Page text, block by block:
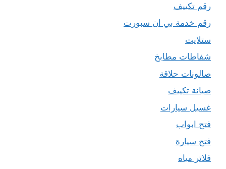
رقم تكييف
رقم خدمة بي ان سبورت
ستلايت
شفاطات مطابخ
صالونات حلاقة
صيانة تكييف
غسيل سيارات
فتح ابواب
فتح سيارة
فلاتر مياه